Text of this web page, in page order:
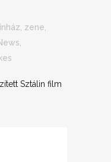
zene
Sztálin film